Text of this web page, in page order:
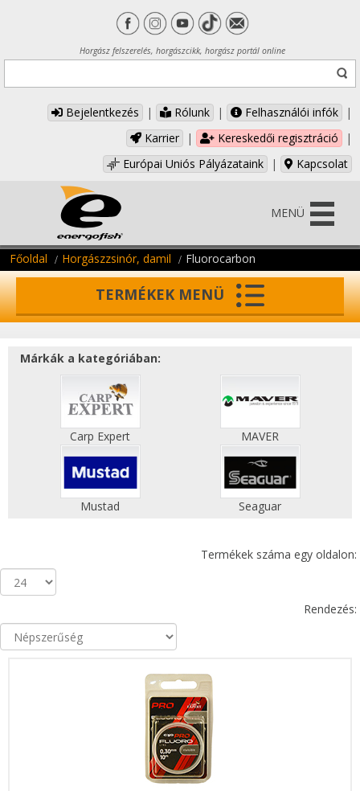
Horgász felszerelés, horgászcikk, horgász portál online
Bejelentkezés | Rólunk | Felhasználói infók
|
Karrier
| Kereskedői regisztráció
|
Európai Uniós Pályázataink
| Kapcsolat
MENÜ
Főoldal Horgászzsinór, damil Fluorocarbon
TERMÉKEK MENÜ
Márkák a kategóriában:
Carp Expert MAVER
Mustad Seaguar
Termékek száma egy oldalon:
Rendezés: